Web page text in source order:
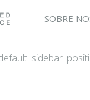
SOBRE